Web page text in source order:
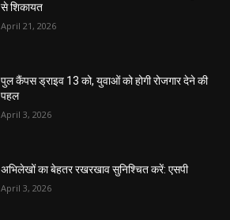
से शिकायत
April 21, 2026
पुल कैंपस ड्राइव 13 को, युवाओं को होगी रोजगार देने की
पहल
April 3, 2026
अभिलेखों का बेहतर रखरखाव सुनिश्चित करें: एसपी
April 3, 2026